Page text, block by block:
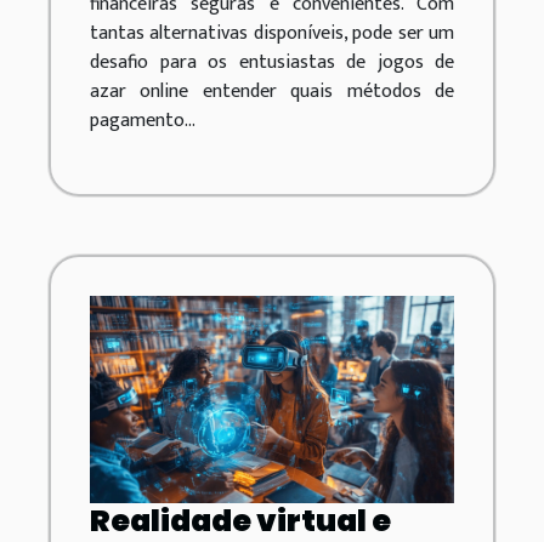
tantas alternativas disponíveis, pode ser um
desafio para os entusiastas de jogos de
azar online entender quais métodos de
pagamento...
Realidade virtual e